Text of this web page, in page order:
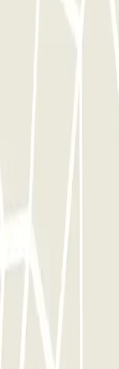
e sair do parque de
a rede de parques
em Parclick.
sair do parque de
Familia -